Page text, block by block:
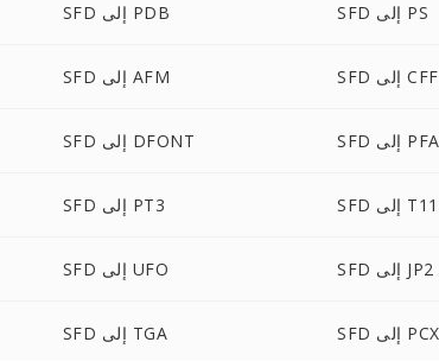
SFD إلى PDB SFD إلى PS
SFD إلى AFM SFD إلى CFF
SFD إلى DFONT SFD إلى PFA
SFD إلى PT3 SFD إلى T11
SFD إلى UFO SFD إلى JP2
SFD إلى TGA SFD إلى PCX